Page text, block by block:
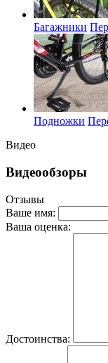
Багажники
Подножки
Видео
Видеообзоры
Отзывы
Ваше имя:
Ваша оценка:
Достоинства: